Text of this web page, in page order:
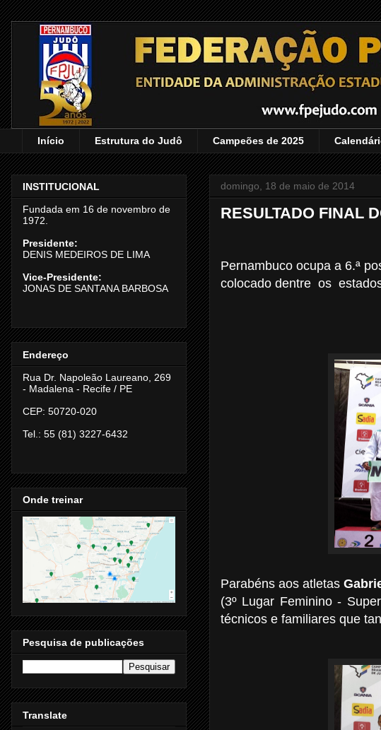
Início Estrutura do Judô Campeões de 2025
domingo, 18 de maio de 2014
RESULTADO FINAL
Pernambuco ocupa a 6.ª
colocado dentre os
Parabéns aos atletas
(3º Lugar Feminino -
técnicos e familiares que
INSTITUCIONAL
Fundada em 16 de novembro de
1972.
Presidente:
DENIS MEDEIROS DE LIMA
Vice-Presidente:
JONAS DE SANTANA BARBOSA
Endereço
Rua Dr. Napoleão Laureano, 269
- Madalena - Recife / PE
CEP: 50720-020
Tel.: 55 (81) 3227-6432
Onde treinar
Pesquisa de publicações
Translate